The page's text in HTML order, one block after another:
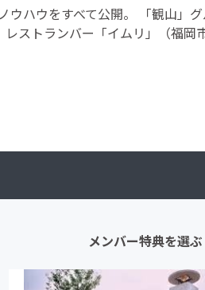
ハウをすべて公開。 「観山」
ストランバー「イムリ」（福岡
メンバー特典を選ぶ